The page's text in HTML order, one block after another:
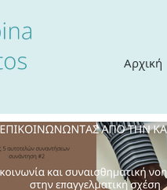
Αρχική